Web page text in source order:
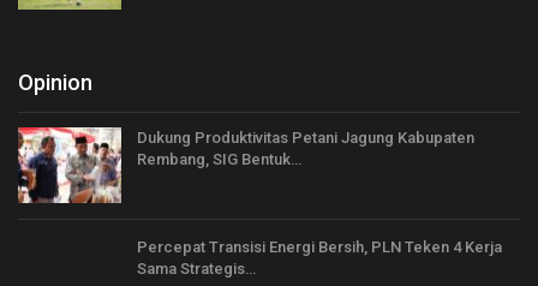
Opinion
Dukung Produktivitas Petani Jagung Kabupaten
Rembang, SIG Bentuk…
Percepat Transisi Energi Bersih, PLN Teken 4 Kerja
Sama Strategis…